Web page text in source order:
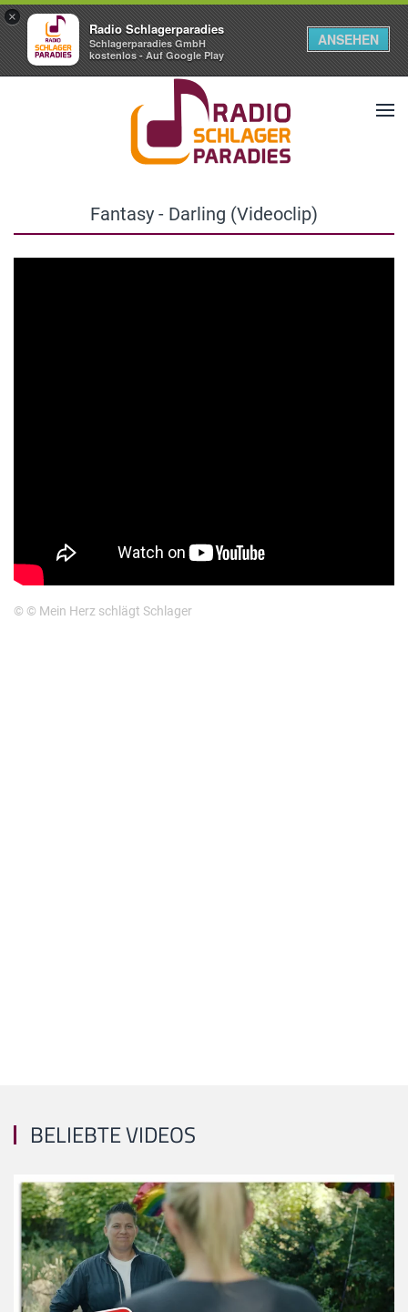
×
Radio Schlagerparadies
Schlagerparadies GmbH
kostenlos - Auf Google Play
ANSEHEN
Fantasy - Darling (Videoclip)
© © Mein Herz schlägt Schlager
BELIEBTE VIDEOS
ansehen